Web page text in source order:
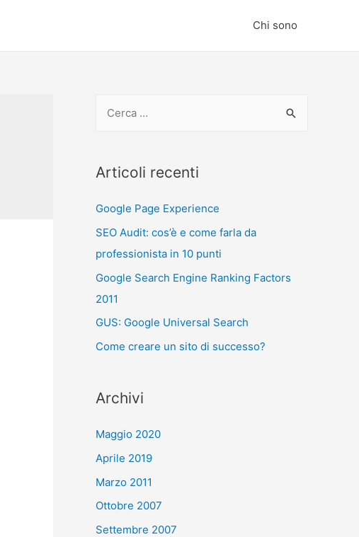
Chi sono
e
c
a
p
e
r
:
Articoli recenti
Google Page Experience
SEO Audit: cos’è e come farla da
professionista in 10 punti
Google Search Engine Ranking Factors
2011
GUS: Google Universal Search
Come creare un sito di successo?
Archivi
Maggio 2020
Aprile 2019
Marzo 2011
Ottobre 2007
Settembre 2007